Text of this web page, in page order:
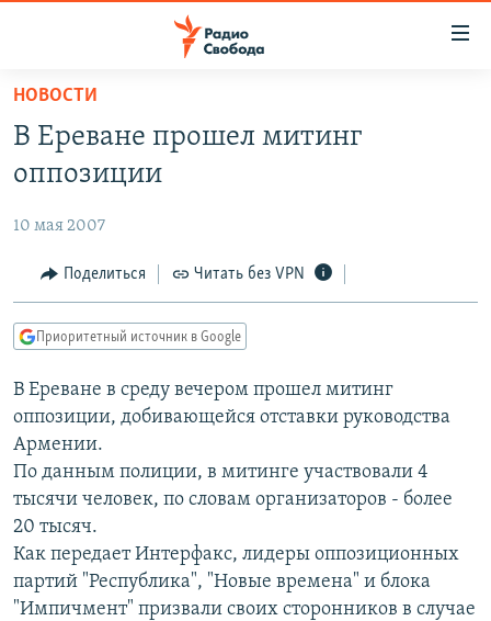
упрощенного
доступа
основному
Вернутся
главной
навигации
Вернутся
поиску
ПОДКАСТЫ
ЦИТАТЫ СВОБОДЫ
МНЕНИЯ
IDEL.РЕАЛИИ
КАВКАЗ.РЕАЛИИ
СЕВЕР.РЕАЛИИ
СИБИРЬ.РЕАЛИИ
РАСПИСАНИЕ ВЕЩАНИЯ
ПОДПИШИТЕСЬ НА РАССЫЛКУ
СОЦИАЛЬНЫЕ СЕТИ
НОВОСТИ
В Ереване прошел митинг
оппозиции
10 мая 2007
Поделиться Читать без VPN
Приоритетный источник в Google
В Ереване в среду вечером прошел митинг
оппозиции, добивающейся отставки руководства
Армении.
По данным полиции, в митинге участвовали 4
тысячи человек, по словам организаторов - более
20 тысяч.
Как передает Интерфакс, лидеры оппозиционных
партий "Республика", "Новые времена" и блока
"Импичмент" призвали своих сторонников в случае